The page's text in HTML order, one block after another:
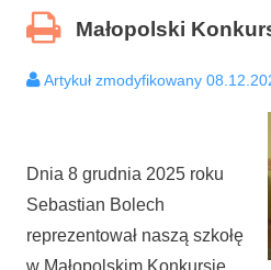
Małopolski
Artykuł zmodyfikowany
Dnia 8 grudnia 2025 roku
Sebastian Bolech
reprezentował naszą szkołę
w Małopolskim Konkursie